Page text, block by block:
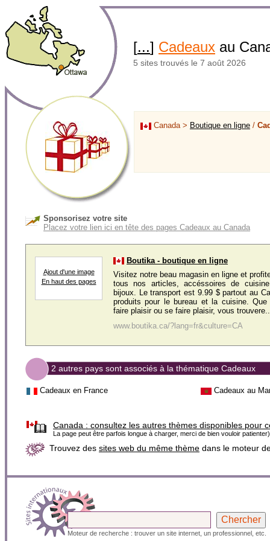
[...] Cadeaux au
5 sites trouvés le 7 août 2026
Canada > Boutique en ligne /
Sponsorisez votre site
Placez votre lien ici en tête des pages Cadeaux au Canada
Ajout d'une image
En haut des pages
Boutika - boutique en ligne
Visitez notre beau magasin en ligne et
tous nos articles, accéssoires de
bijoux. Le transport est 9.99 $ partout au
produits pour le bureau et la cuisine.
faire plaisir ou se faire plaisir, vous
www.boutika.ca/?lang=fr&culture=CA
2 autres pays sont associés à la thématique Cadeaux
Cadeaux en France Cadeaux au
Canada : consultez les autres thèmes disponibles pour
La page peut être parfois longue à charger, merci de bien vouloir patienter)
Trouvez des sites web du même thème dans le moteur
Moteur de recherche : trouver un site internet, un professionnel, etc.